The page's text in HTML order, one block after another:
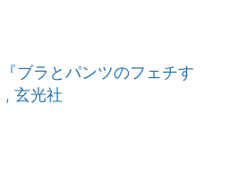
ブラとパンツのフェチす
, 玄光社